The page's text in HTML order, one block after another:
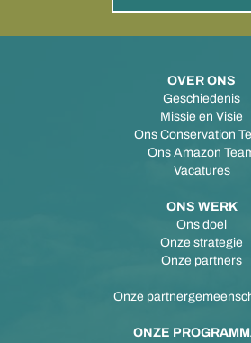
OVER ONS
Geschiedenis
Missie en Visie
Ons Conservation
Ons Amazon
Vacatures
ONS WERK
Ons doel
Onze strategie
Onze partners
Onze
ONZE